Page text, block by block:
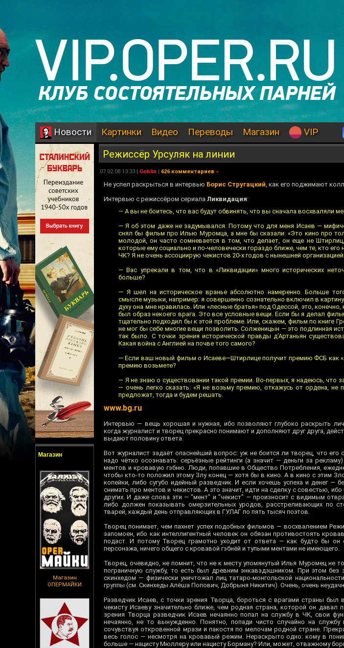
Новости Картинки Видео Переводы Магазин VIP
Магазин
Магазин
ОПЕРМАЙКИ
Режиссёр Урсуляк на линии
07.02.08 13:33 | Goblin | 626 комментариев »
Не успел раскрыться в интервью Борис Стругацкий, как его поджимают
Интервью с режиссёром сериала Ликвидация:
— А вы не боитесь, что вас будут обвинять, что вы сначала восхваляли
— Я об этом даже не задумывался. Потому что для меня Исаев —
снял бы фильм про Илью Муромца, а мне бы сказали: «Это кино про
молодой, он часто сомневается в том, что делает, он еще не
которые ему социально и по-человечески гораздо ближе, чем те, кто его
ЧК? Я не очень ассоциирую чекистов 20-х годов с нынешней
— Вас упрекали в том, что в «Ликвидации» много исторических
больше?
— Я шел на историческое вранье абсолютно намеренно. Больше
смысле музыки, например: я совершенно сознательно включил в
духу она мне нравилась. Или «лесные братья» под Одессой, это,
был образ некоего врага. Это все условные вещи. Если бы я делал
тщательно подходил бы к этой проблеме. Или, скажем, фильм по книге
не мог бы себе многие вещи позволить. Солженицын — это подлинная
так было. С точки зрения исторической правды д’Артаньян
Какая война с Англией на почве того самого?
— Если ваш новый фильм о Исаеве—Штирлице получит премию ФСБ как
премию возьмете?
— Я не знаю о существовании такой премии. Во-первых, я надеюсь, что
— очень легко сказать: «Я не возьму премию, откажусь от ордена, не
предложат, тогда и будем решать.
www.bg.ru
Интервью — вещь хорошая и нужная, ибо позволяют глубоко раскрыть
когда журналист и творец прекрасно понимают и дополняют друг друга,
выдают половину ответа.
Вот журналист задаёт опаснейший вопрос: уж не боится ли творец, что его
надо чётко осознавать: серьёзные рейтинги (а значит — деньги за
ментов и кровавую гэбню. Люди, попавшие в Общество Потребления,
чтобы кто-то положил этому Злу конец — хотя бы в кино. А в кино с этим
копейки, либо сугубо идейный разведчик. И если хочешь успеха и денег —
снимать про ментов и чекистов. А это значит, идти на сделку с совестью,
других. И даже слова эти — "мент" и "чекист" — произносит с видимым
либо должен показывать омерзительных уродов, расстреливающих по
тварей, каждый день отправляющих в ГУЛАГ по пять тысяч поэтов.
Творец понимает, чем пахнет успех подобных фильмов — восхвалением
запомоен, ибо как интеллигентный человек он обязан противостоять
подаст. И потому Творец грамотно уходит от ответа — как будто бы
персонажа, ничего общего с кровавой гэбнёй и тупыми ментами не имеющего.
Творец, очевидно, не помнит, что не к месту упомянутый Илья Муромец не
пограничную службу, то есть был древним энкавэдэшником. При этом
скинхедом — физически уничтожал лиц татаро-монгольской
группы (см. Скинхеды Алёша Попович, Добрыня Никитич). Очень, очень
Разведчик Исаев, с точки зрения Творца, бороться с врагами страны
чекисту Исаеву значительно ближе, чем родная страна, которой он давал
зрения Творца разведчик Исаев нечаянно попал на службу в ЧК, свои
нечаянно, не то вынужденно. Понятно, попади чисто случайно на
сочувствуя откровенной мрази и пакостя по мелочам родной стране.
весь голос — несмотря на кровавый режим. Нераскрыто одно: кому в
больше — нацисту Мюллеру или нацисту Борману? Или, может, отважному